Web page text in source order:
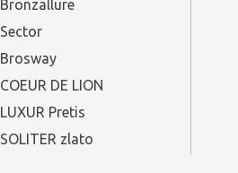
Bronzallure
Sector
Brosway
COEUR DE LION
LUXUR Pretis
SOLITER zlato